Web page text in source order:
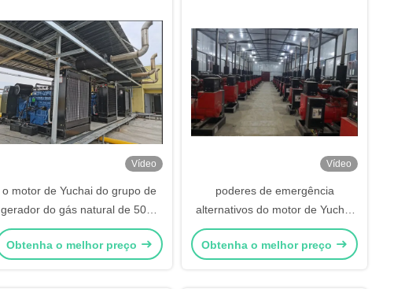
Vídeo
o motor de Yuchai do grupo de
gerador do gás natural de 50hz
60hz 300KW pôs
Obtenha o melhor preço
Vídeo
poderes de emergência
alternativos do motor de Yuchai
do grupo de gerador do gás
natural de 50hz 60hz 250KW
Obtenha o melhor preço